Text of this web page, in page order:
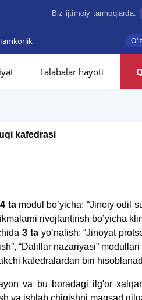
Biz ijtimoiy tarmoqlarda:
Talabalar hayoti
kafedrasi
4 tamodul boʼyicha: “Jinoiy odil
rivojlantirish boʼyicha
3 tayoʼnalish: “Jinoyat
“Dalillar nazariyasi” modullari
kafedralardan biri
va bu boradagi ilg'or
va ishlab chiqishni maqsad